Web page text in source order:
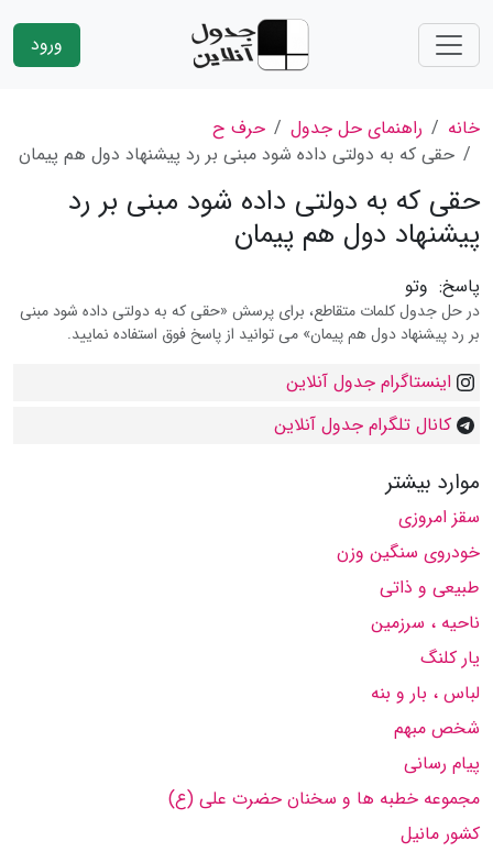
ورود
خانه راهنمای حل جدول
حرف ح
حقی که به دولتی داده شود مبنی بر رد پیشنهاد دول هم پیمان
حقی که به دولتی داده شود مبنی بر رد
پیشنهاد دول هم پیمان
پاسخ: وتو
در حل جدول کلمات متقاطع، برای پرسش «حقی که به دولتی داده شود مبنی
بر رد پیشنهاد دول هم پیمان» می توانید از پاسخ فوق استفاده نمایید.
اینستاگرام جدول آنلاین
کانال تلگرام جدول آنلاین
موارد بیشتر
سقز امروزی
خودروی سنگین وزن
طبیعی و ذاتی
ناحیه ، سرزمین
یار کلنگ
لباس ، بار و بنه
شخص مبهم
پیام رسانی
مجموعه خطبه ها و سخنان حضرت علی (ع)
کشور مانیل